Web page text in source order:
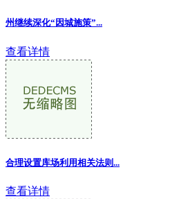
州继续深化“因城施策”...
查看详情
合理设置库场利用相关法则...
查看详情